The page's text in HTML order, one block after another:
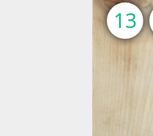
13